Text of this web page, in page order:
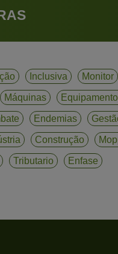
Inclusiva Monitor
Máquinas
Endemias
Construção
Tributario Enfase